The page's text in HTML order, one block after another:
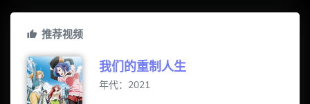
推荐视频
我们的重制人生
年代：2021